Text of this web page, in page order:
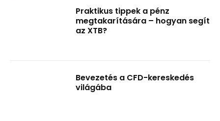
Praktikus tippek a pénz
megtakarítására – hogyan segít
az XTB?
Bevezetés a CFD-kereskedés
világába